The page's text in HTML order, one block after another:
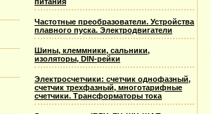
Частотные преобразователи. Устройства
плавного пуска. Электродвигатели
Шины, клеммники, сальники,
изоляторы, DIN-рейки
Электросчетчики: счетчик однофазный,
счетчик трехфазный, многотарифные
счетчики. Трансформаторы тока